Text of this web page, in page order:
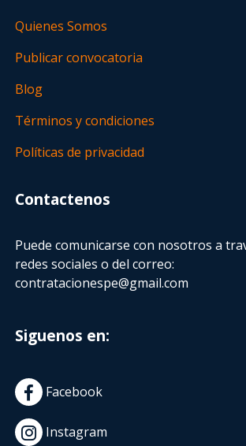
Quienes Somos
Publicar convocatoria
Blog
Términos y condiciones
Políticas de privacidad
Contactenos
Puede comunicarse con nosotros a
redes sociales o del correo:
contratacionespe@gmail.com
Siguenos en:
Facebook
Instagram